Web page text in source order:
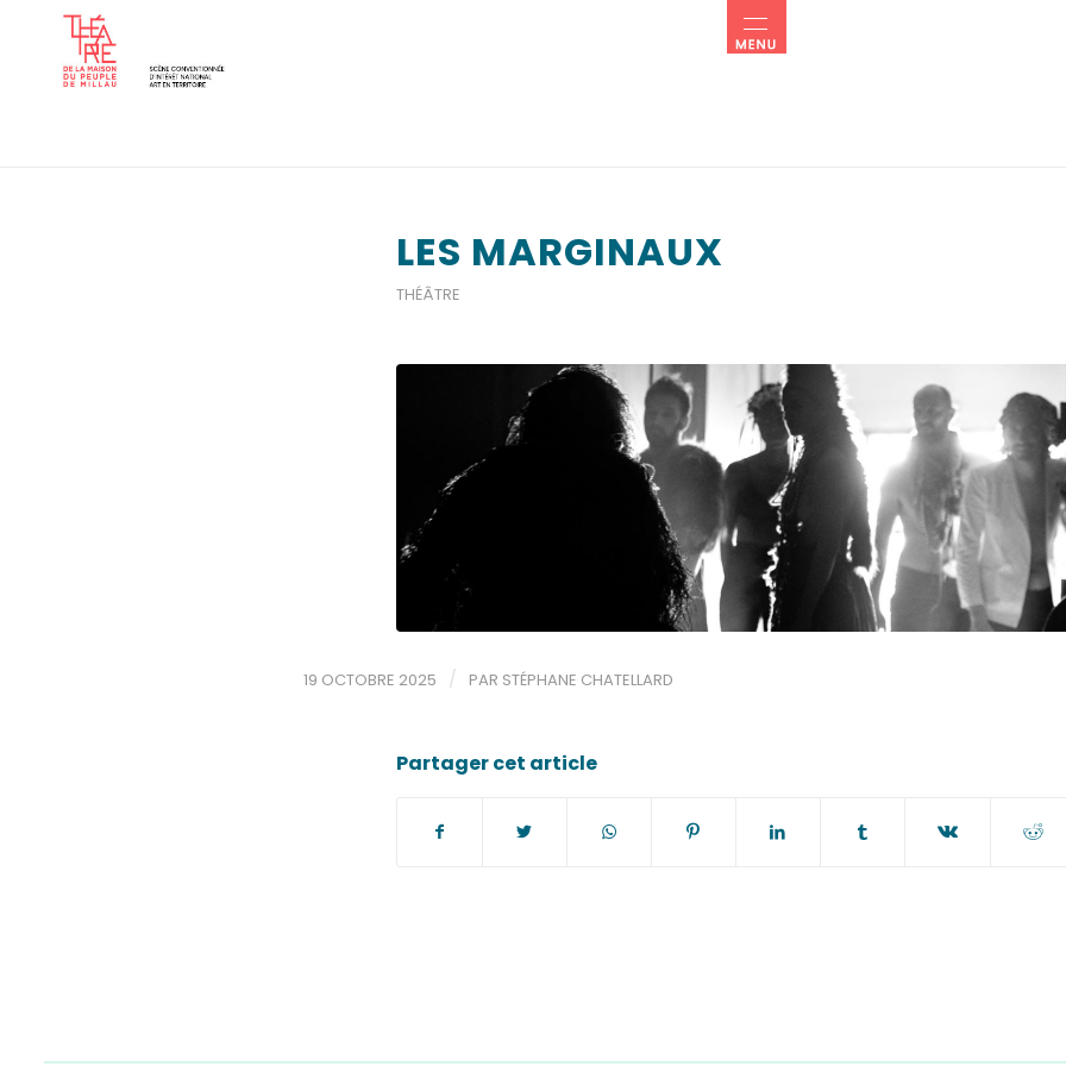
LES MARGINAUX
THÉÂTRE
19 OCTOBRE 2025 / PAR STÉPHANE CHATELLARD
Partager cet article